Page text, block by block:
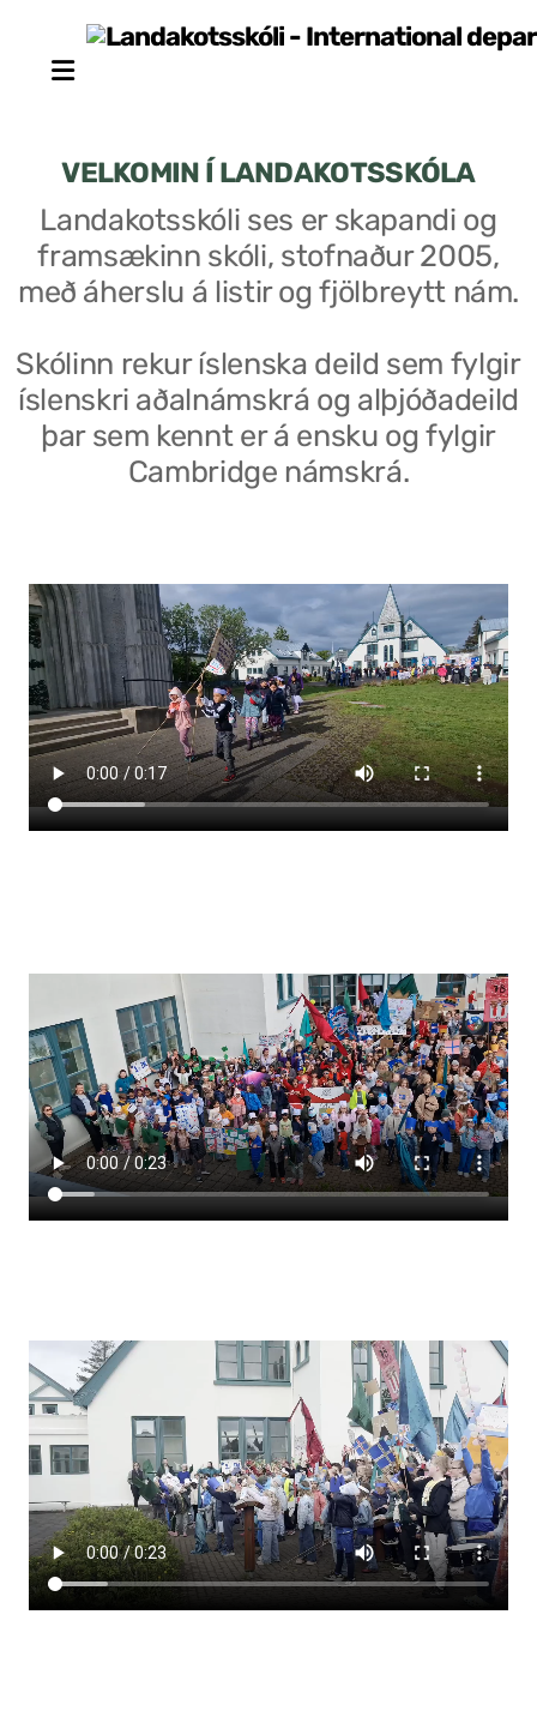
VELKOMIN Í LANDAKOTSSKÓLA
Landakotsskóli ses er skapandi og
framsækinn skóli, stofnaður 2005,
með áherslu á listir og fjölbreytt nám.
Skólinn rekur íslenska deild sem fylgir
íslenskri aðalnámskrá og alþjóðadeild
þar sem kennt er á ensku og fylgir
Cambridge námskrá.
Stjórn sjálfseignarstofnunar
Skólaráð
Fundargerðir skólaráðs
Stjórnendateymi
Skólareglur
Starfsáætlun
Frístund
Upplýsingar um innritun
Námsmat
Læsi
Lestrarheftin
Náms- og kennsluáætlanir
Námsráðgjafi
Stundaskrár
Valgreinar
Umsókn um val utanskóla
Foreldrafélag